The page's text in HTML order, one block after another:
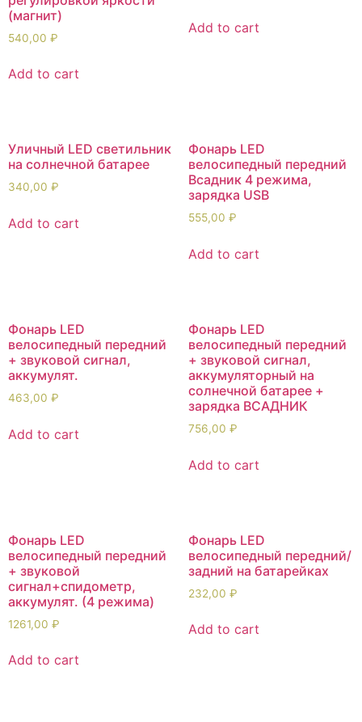
(магнит)
540,00 ₽
Add to cart
Add to cart
Уличный LED светильник
на солнечной батарее
340,00 ₽
Add to cart
Фонарь LED
велосипедный передний
Всадник 4 режима,
зарядка USB
555,00 ₽
Add to cart
Фонарь LED
велосипедный передний
+ звуковой сигнал,
аккумулят.
463,00 ₽
Add to cart
Фонарь LED
велосипедный передний
+ звуковой сигнал,
аккумуляторный на
солнечной батарее +
зарядка ВСАДНИК
756,00 ₽
Add to cart
Фонарь LED
велосипедный передний
+ звуковой
сигнал+спидометр,
аккумулят. (4 режима)
1261,00 ₽
Add to cart
Фонарь LED
велосипедный передний/
задний на батарейках
232,00 ₽
Add to cart